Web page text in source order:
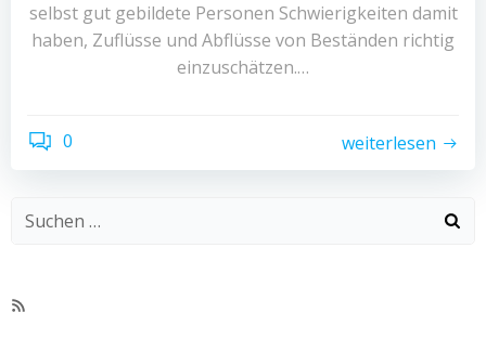
selbst gut gebildete Personen Schwierigkeiten damit
haben, Zuflüsse und Abflüsse von Beständen richtig
einzuschätzen.…
0 weiterlesen
RSS-